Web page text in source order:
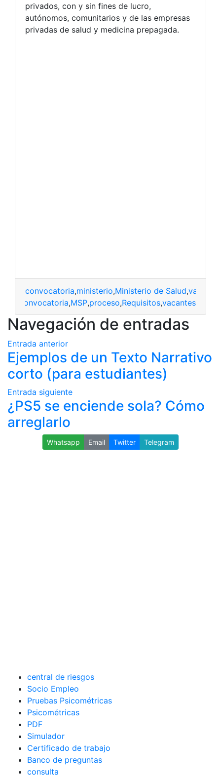
privados, con y sin fines de lucro,
autónomos, comunitarios y de las empresas
privadas de salud y medicina prepagada.
convocatoria,ministerio,Ministerio de Salud,
convocatoria,MSP,proceso,Requisitos,vacantes
Navegación de entradas
Entrada anterior
Ejemplos de un Texto Narrativo
corto (para estudiantes)
Entrada siguiente
¿PS5 se enciende sola? Cómo
arreglarlo
Whatsapp Email Twitter Telegram
central de riesgos
Socio Empleo
Pruebas Psicométricas
Psicométricas
PDF
Simulador
Certificado de trabajo
Banco de preguntas
consulta